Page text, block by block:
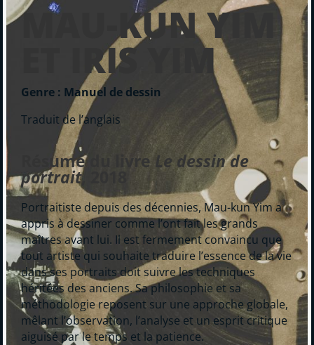
MAU-KUN YIM
ET IRIS YIM
Genre : Manuel de dessin
Traduit de l’anglais
Résumé du livreLe dessin de
portrait, 2018
Portraitiste depuis des décennies, Mau-kun Yim a
appris à dessiner comme l’ont fait les grands
maîtres avant lui. Il est fermement convaincu que
tout artiste qui souhaite traduire l’essence de la vie
dans ses portraits doit suivre les techniques
héritées des anciens. Sa philosophie et sa
méthodologie reposent sur une approche globale,
mêlant l’observation, l’analyse et un esprit critique
aiguisé par le temps et la patience.